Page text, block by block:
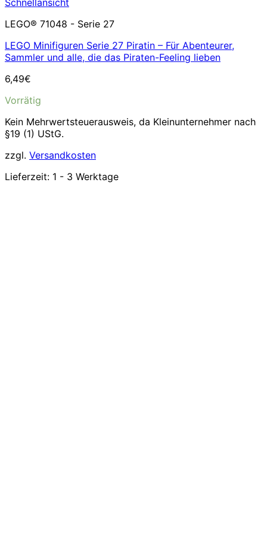
Schnellansicht
LEGO® 71048 - Serie 27
LEGO Minifiguren Serie 27 Piratin – Für Abenteurer,
Sammler und alle, die das Piraten-Feeling lieben
6,49€
Vorrätig
Kein Mehrwertsteuerausweis, da Kleinunternehmer nach
§19 (1) UStG.
zzgl. Versandkosten
Lieferzeit: 1 - 3 Werktage